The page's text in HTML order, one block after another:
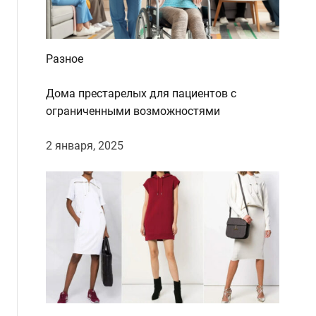
Разное
Дома престарелых для пациентов с
ограниченными возможностями
2 января, 2025